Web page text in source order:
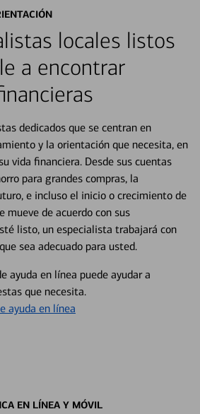
locales listos
a encontrar
dedicados que se centran en
y la orientación que necesita, en
vida financiera. Desde sus cuentas
para grandes compras, la
e incluso el inicio o crecimiento de
mueve de acuerdo con sus
listo, un especialista trabajará con
sea adecuado para usted.
ayuda en línea puede ayudar a
que necesita.
ayuda en línea
EN LÍNEA Y MÓVIL